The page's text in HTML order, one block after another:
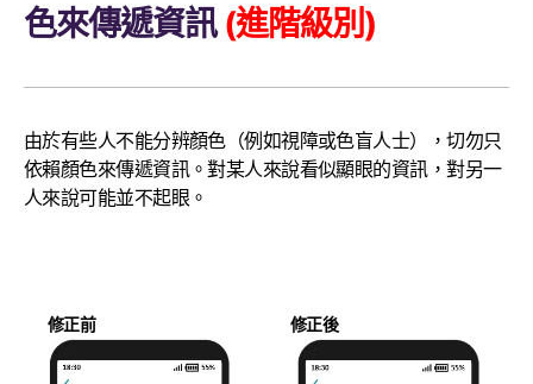
色來傳遞資訊(進階級別)
由於有些人不能分辨顏色（例如視障或色盲人士），切勿只
依賴顏色來傳遞資訊。對某人來說看似顯眼的資訊，對另一
人來說可能並不起眼。
修正前 修正後